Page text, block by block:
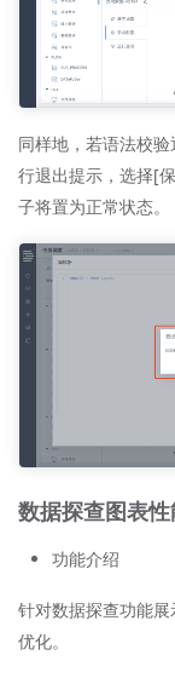
同样地，若语法校
行退出提示，选择[
子将置为正常状态。
数据探查图表
功能介绍
针对数据探查功能
优化。